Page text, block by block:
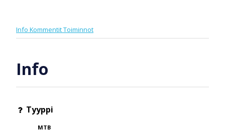
Info KommentitToiminnot
Info
Tyyppi
MTB